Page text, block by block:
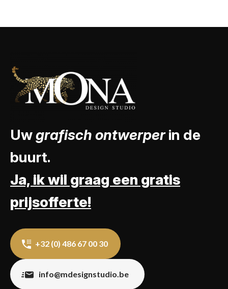
Uwgrafisch ontwerperin de
buurt.
Ja, ik wil graag een gratis
prijsofferte!
+32 (0) 486 67 00 30
info@mdesignstudio.be